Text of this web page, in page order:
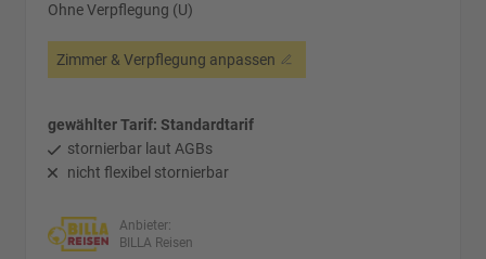
Ohne Verpflegung (U)
Zimmer & Verpflegung anpassen
gewählter Tarif: Standardtarif
stornierbar laut AGBs
nicht flexibel stornierbar
Anbieter:
BILLA Reisen